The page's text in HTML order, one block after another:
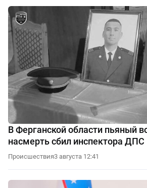
В Ферганской области пьяный
насмерть сбил инспектора ДПС
Происшествия3 августа 12:41